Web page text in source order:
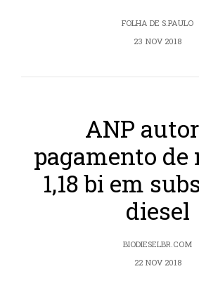
FOLHA DE S.PAULO
23 NOV 2018
ANP
pagamento de
1,18 bi em
diesel
BIODIESELBR.COM
22 NOV 2018